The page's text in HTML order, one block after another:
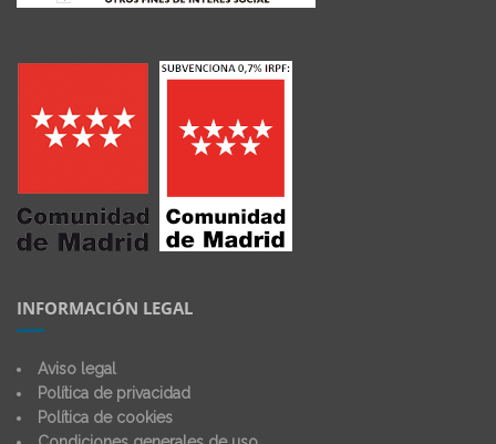
INFORMACIÓN LEGAL
Aviso legal
Política de privacidad
Política de cookies